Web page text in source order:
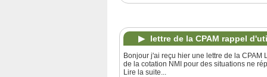
lettre de la CPAM rappel
Bonjour j'ai reçu hier une lettre de la
de la cotation NMI pour des situations ne
Lire la suite...